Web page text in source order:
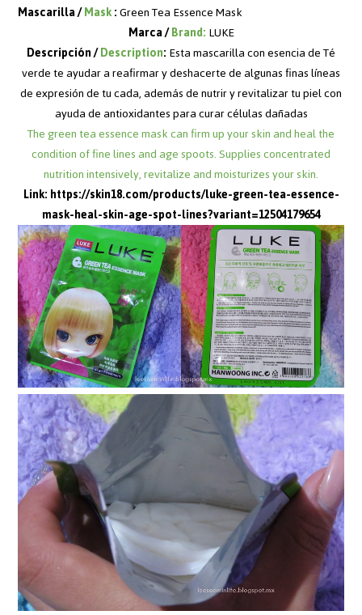
Mascarilla /Mask:Green Tea Essence Mask
Marca /Brand:LUKE
Descripción /Description:Esta mascarilla con esencia de Té
verde te ayudar a reafirmar y deshacerte de algunas finas líneas
de expresión de tu cada, además de nutrir y revitalizar tu piel con
ayuda de antioxidantes para curar células dañadas
The green tea essence mask can firm up your skin and heal the
condition of fine lines and age spoots. Supplies concentrated
nutrition intensively, revitalize and moisturizes your skin.
Link:https://skin18.com/products/luke-green-tea-essence-
mask-heal-skin-age-spot-lines?variant=12504179654